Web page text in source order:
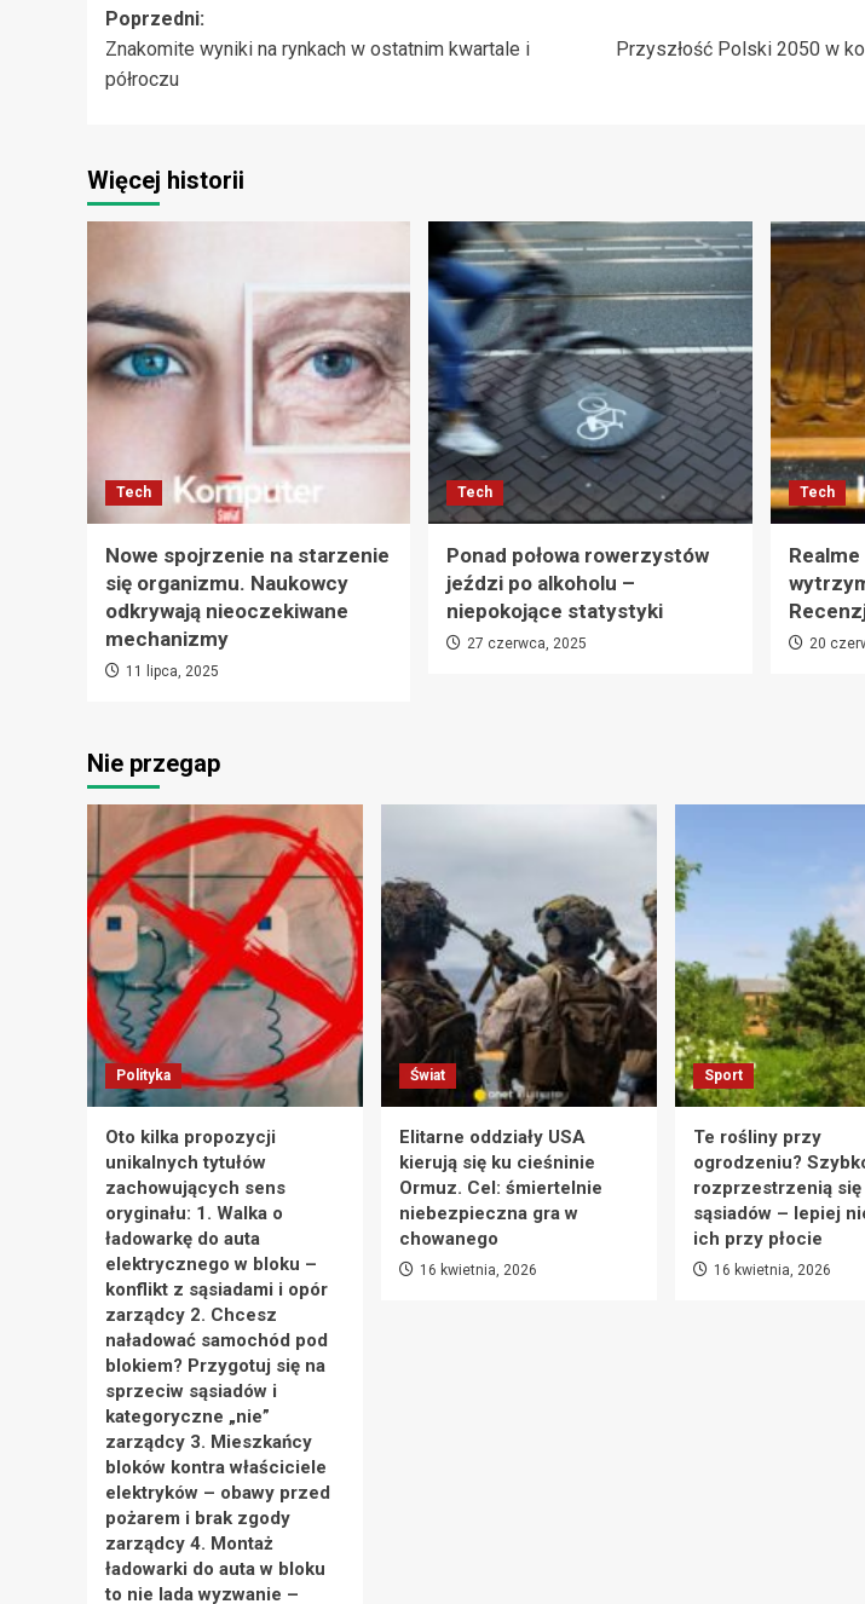
Zobacz
wpisy
Poprzedni:
Znakomite wyniki na rynkach w ostatnim kwartale i
półroczu
Przyszłość Polski 2050 w
Więcej historii
Tech
Nowe spojrzenie na starzenie
się organizmu. Naukowcy
odkrywają nieoczekiwane
mechanizmy
11 lipca, 2025
Tech
Ponad połowa rowerzystów
jeździ po alkoholu –
niepokojące statystyki
27 czerwca, 2025
Tech
20
Nie przegap
Polityka
Oto kilka propozycji
unikalnych tytułów
zachowujących sens
oryginału: 1. Walka o
ładowarkę do auta
elektrycznego w bloku –
konflikt z sąsiadami i opór
zarządcy 2. Chcesz
naładować samochód pod
blokiem? Przygotuj się na
sprzeciw sąsiadów i
kategoryczne „nie”
zarządcy 3. Mieszkańcy
bloków kontra właściciele
elektryków – obawy przed
pożarem i brak zgody
zarządcy 4. Montaż
ładowarki do auta w bloku
to nie lada wyzwanie –
Świat
Elitarne oddziały USA
kierują się ku cieśninie
Ormuz. Cel: śmiertelnie
niebezpieczna gra w
chowanego
16 kwietnia, 2026
Sport
Te rośliny przy
ogrodzeniu?
rozprzestrzenią się
sąsiadów – lepiej
ich przy płocie
16 kwietnia, 2026